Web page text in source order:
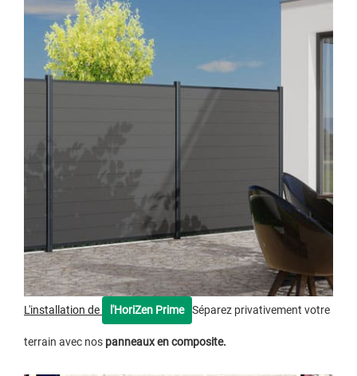
L'installation de l'HoriZen Prime Séparez privativement votre
terrain avec nos panneaux en composite.